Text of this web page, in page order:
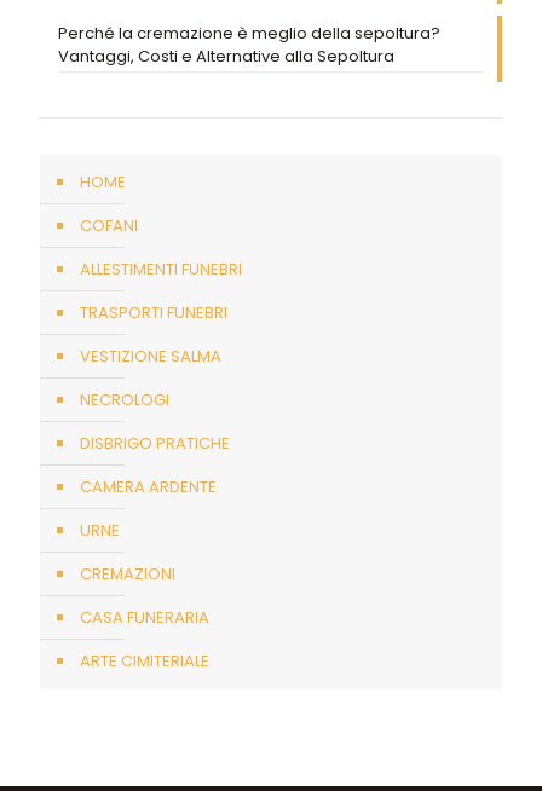
Perché la cremazione è meglio della sepoltura?
Vantaggi, Costi e Alternative alla Sepoltura
HOME
COFANI
ALLESTIMENTI FUNEBRI
TRASPORTI FUNEBRI
VESTIZIONE SALMA
NECROLOGI
DISBRIGO PRATICHE
CAMERA ARDENTE
URNE
CREMAZIONI
CASA FUNERARIA
ARTE CIMITERIALE